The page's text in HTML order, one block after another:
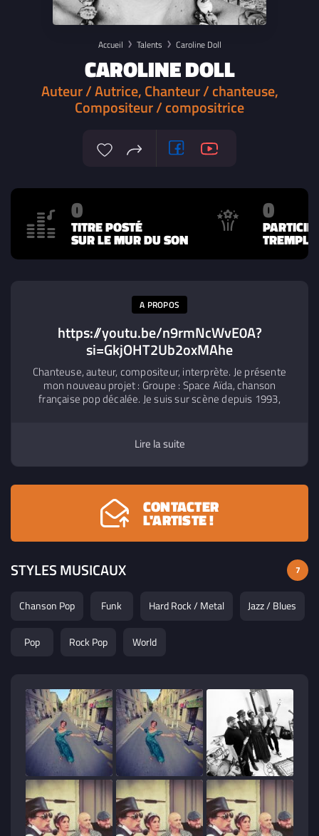
Accueil Talents Caroline Doll
CAROLINE DOLL
Auteur / Autrice, Chanteur / chanteuse,
Compositeur / compositrice
0
TITRE POSTÉ
SUR LE MUR DU SON
0
A PROPOS
https://youtu.be/n9rmNcWvE0A?
si=GkjOHT2Ub2oxMAhe
Chanteuse, auteur, compositeur, interprète. Je présente
mon nouveau projet : Groupe : Space Aïda, chanson
française pop décalée. Je suis sur scène depuis 1993,
Lire la suite
CONTACTER
L'ARTISTE !
STYLES MUSICAUX 7
Chanson Pop Funk Hard Rock / Metal Jazz / Blues
Pop Rock Pop World